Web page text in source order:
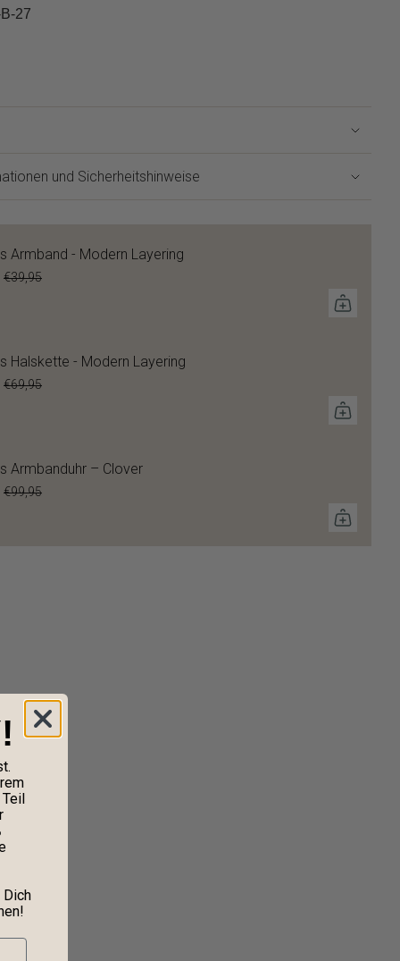
27
und Sicherheitshinweise
Armband - Modern Layering
€39,95
Halskette - Modern Layering
€69,95
Armbanduhr – Clover
€99,95